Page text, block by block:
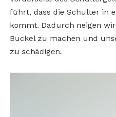
führt, dass die Schulter in
kommt. Dadurch neigen
Buckel zu machen und
zu schädigen.